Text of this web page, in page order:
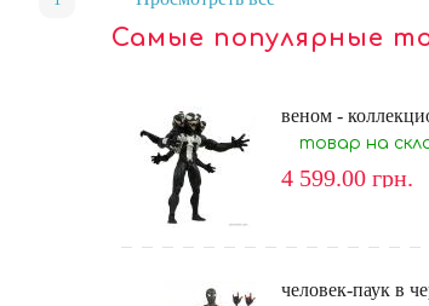
Самые популярные
веном -
товар на
4 599.00 грн.
человек-паук в